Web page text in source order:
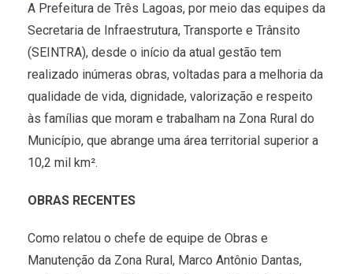
A Prefeitura de Três Lagoas, por meio das equipes da
Secretaria de Infraestrutura, Transporte e Trânsito
(SEINTRA), desde o início da atual gestão tem
realizado inúmeras obras, voltadas para a melhoria da
qualidade de vida, dignidade, valorização e respeito
às famílias que moram e trabalham na Zona Rural do
Município, que abrange uma área territorial superior a
10,2 mil km².
OBRAS RECENTES
Como relatou o chefe de equipe de Obras e
Manutenção da Zona Rural, Marco Antônio Dantas,